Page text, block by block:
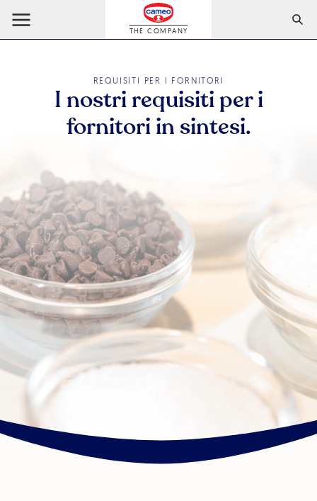
THE COMPANY
REQUISITI PER I FORNITORI
I nostri requisiti per i
fornitori in sintesi.